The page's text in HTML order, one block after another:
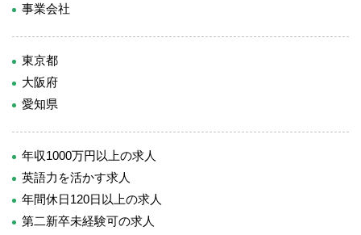
事業会社
東京都
大阪府
愛知県
年収1000万円以上の求人
英語力を活かす求人
年間休日120日以上の求人
第二新卒未経験可の求人